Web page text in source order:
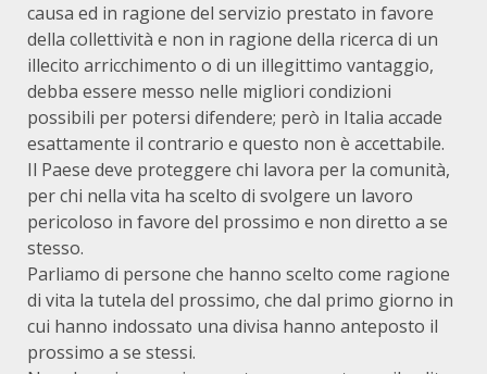
causa ed in ragione del servizio prestato in favore
della collettività e non in ragione della ricerca di un
illecito arricchimento o di un illegittimo vantaggio,
debba essere messo nelle migliori condizioni
possibili per potersi difendere; però in Italia accade
esattamente il contrario e questo non è accettabile.
Il Paese deve proteggere chi lavora per la comunità,
per chi nella vita ha scelto di svolgere un lavoro
pericoloso in favore del prossimo e non diretto a se
stesso.
Parliamo di persone che hanno scelto come ragione
di vita la tutela del prossimo, che dal primo giorno in
cui hanno indossato una divisa hanno anteposto il
prossimo a se stessi.